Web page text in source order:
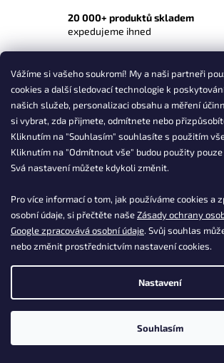
Vážíme si vašeho soukromí! My a naši partneři
cookies a další sledovací technologie k
našich služeb, personalizaci obsahu a měření
si vybrat, zda přijmete, odmítnete nebo
Kliknutím na "Souhlasím" souhlasíte s použitím
Kliknutím na "Odmítnout vše" budou použity
Svá nastavení můžete kdykoli změnit.
Pro více informací o tom, jak používáme cookies a
osobní údaje, si přečtěte našeZásady ochrany
Google zpracovává osobní údaje. Svůj souhlas
nebo změnit prostřednictvím nastavení cookies.
Nastavení
Souhlasím
c
p
v
k
y
v
ý
p
i
s
á
n
20 000+ produktů skladem
expedujeme ihned
Produkty DASGASTRO
s dopravouzdarma
Záruka nejnižší ceny na produkty
PŘÍMÝ VÝROBCE
nakupujte bez prostředníků
Info
Doprava a platba